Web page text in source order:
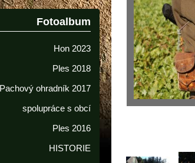
Fotoalbum
Hon 2023
Ples 2018
Pachový ohradník 2017
spolupráce s obcí
Ples 2016
HISTORIE